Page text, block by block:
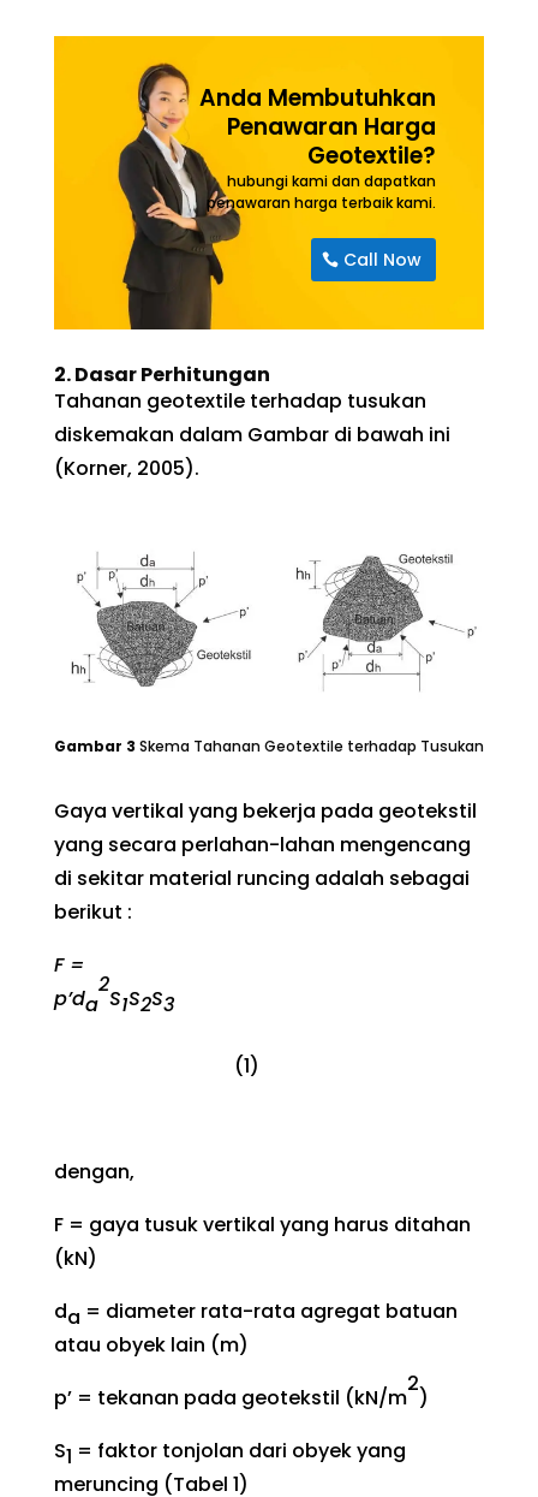
Anda Membutuhkan
Penawaran Harga
Geotextile?
hubungi kami dan dapatkan
penawaran harga terbaik kami.
Call Now
2.Dasar Perhitungan
Tahanan geotextile terhadap tusukan
diskemakan dalam Gambar di bawah ini
(Korner, 2005).
Gambar 3 Skema Tahanan Geotextile terhadap Tusukan
Gaya vertikal yang bekerja pada geotekstil
yang secara perlahan-lahan mengencang
di sekitar material runcing adalah sebagai
berikut :
F =
p’da
2
S1S2S3
(1)
dengan,
F = gaya tusuk vertikal yang harus ditahan
(kN)
da = diameter rata-rata agregat batuan
atau obyek lain (m)
p’ = tekanan pada geotekstil (kN/m
2
)
S1 = faktor tonjolan dari obyek yang
meruncing (Tabel 1)